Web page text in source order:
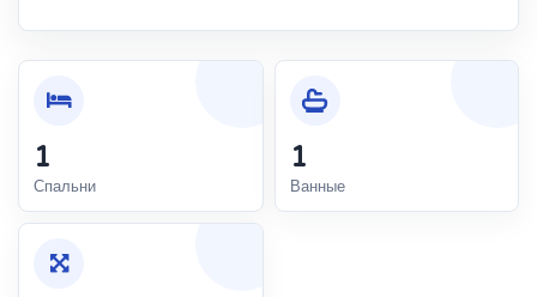
1
Спальни
1
Ванные